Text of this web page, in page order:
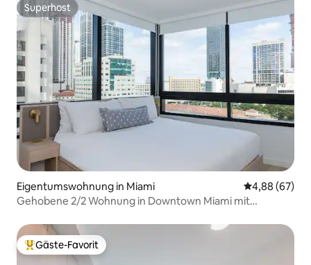
Superhost
Superhost
Eigentumswohnung in Miami
4,88 (67)
Gehobene 2/2 Wohnung in Downtown Miami mit
Beliebter Gäste-Favorit.
Gäste-Favorit